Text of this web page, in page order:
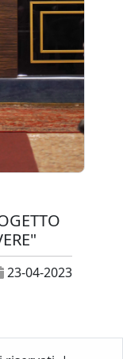
23-04-2023